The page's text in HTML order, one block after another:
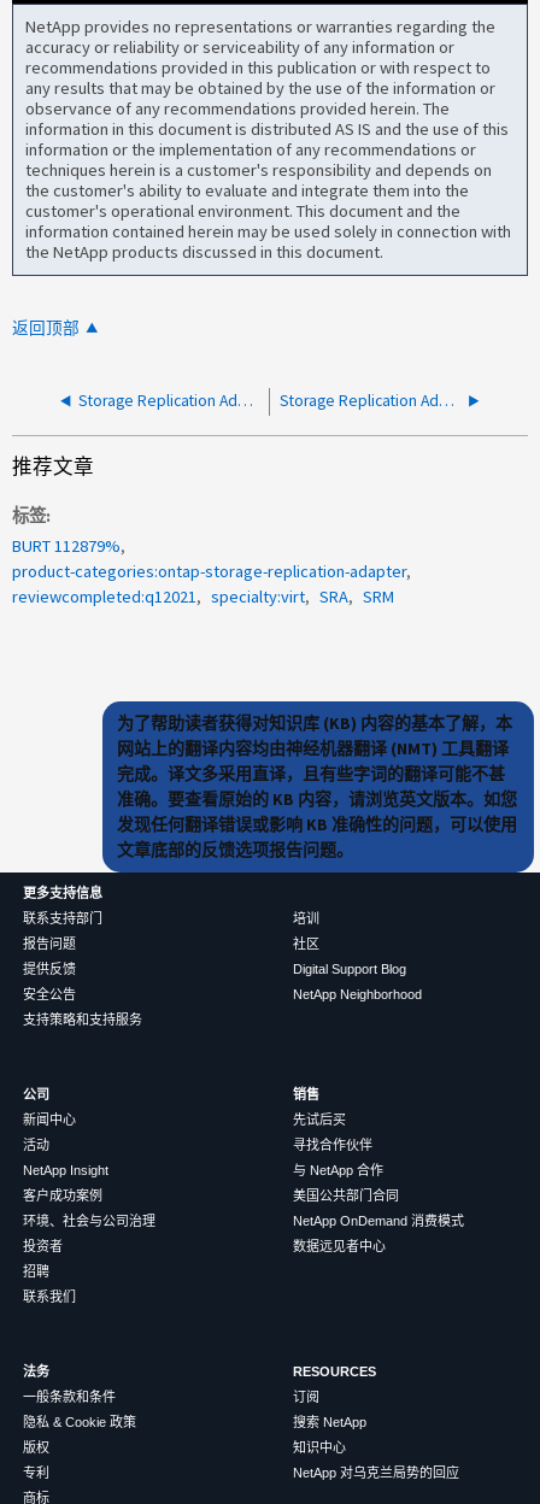
NetApp provides no representations or warranties regarding the
accuracy or reliability or serviceability of any information or
recommendations provided in this publication or with respect to
any results that may be obtained by the use of the information or
observance of any recommendations provided herein. The
information in this document is distributed AS IS and the use of this
information or the implementation of any recommendations or
techniques herein is a customer's responsibility and depends on
the customer's ability to evaluate and integrate them into the
customer's operational environment. This document and the
information contained herein may be used solely in connection with
the NetApp products discussed in this document.
返回顶部
Storage Replication Adapter (SRA)：SRA找不到复制的数据存储库 Storage Replication Adapter (SRA)：SRA必须为此故障转移创建导出策略或规则
推荐文章
标签
BURT 112879%
product-categories:ontap-storage-replication-adapter
reviewcompleted:q12021
specialty:virt SRA SRM
为了帮助读者获得对知识库 (KB) 内容的基本了解，本
网站上的翻译内容均由神经机器翻译 (NMT) 工具翻译
完成。译文多采用直译，且有些字词的翻译可能不甚
准确。要查看原始的 KB 内容，请浏览英文版本。如您
发现任何翻译错误或影响 KB 准确性的问题，可以使用
文章底部的反馈选项报告问题。
更多支持信息
联系支持部门
报告问题
提供反馈
安全公告
支持策略和支持服务
培训
社区
Digital Support Blog
NetApp Neighborhood
公司
新闻中心
活动
NetApp Insight
客户成功案例
环境、社会与公司治理
投资者
招聘
联系我们
销售
先试后买
寻找合作伙伴
与 NetApp 合作
美国公共部门合同
NetApp OnDemand 消费模式
数据远见者中心
法务
一般条款和条件
隐私 & Cookie 政策
版权
专利
商标
RESOURCES
订阅
搜索 NetApp
知识中心
NetApp 对乌克兰局势的回应